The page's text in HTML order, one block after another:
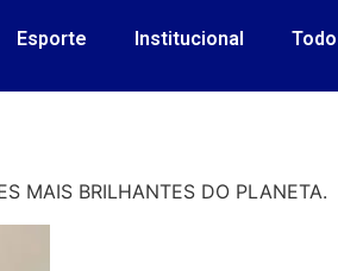
Esporte Institucional
MAIS BRILHANTES DO PLANETA.